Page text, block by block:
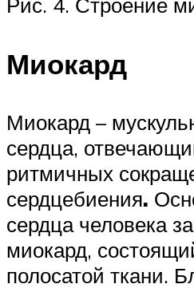
Рис. 4. Строение
Миокард
Миокард –
сердца,
ритмичных
сердцебиения.
сердца человека
миокард,
полосатой ткани.